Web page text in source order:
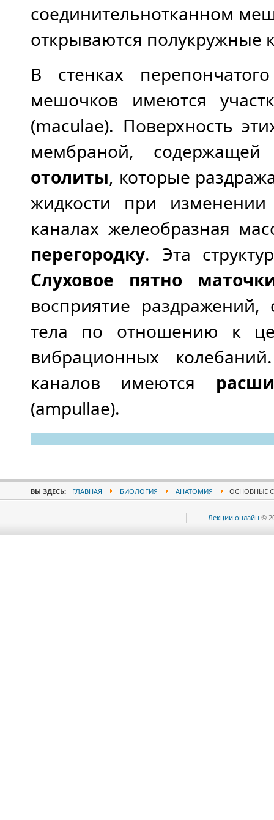
соединительнотканном
открываются полукружные
В стенках
мешочков имеются
(maculae). Поверхность
мембраной,
отолиты, которые
жидкости при
каналах желеобразная
перегородку. Эта
Слуховое пятно
восприятие
тела по отношению к
вибрационных
каналов имеются
(ampullae).
ВЫ ЗДЕСЬ: ГЛАВНАЯ БИОЛОГИЯ АНАТОМИЯ ОСНОВНЫЕ
Лекции онлайн ©